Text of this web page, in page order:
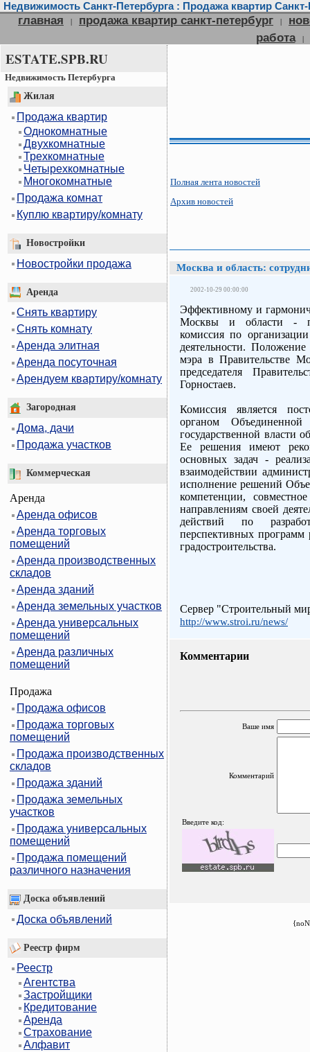
Недвижимость Санкт-Петербурга : Продажа квартир
главная | продажа квартир санкт-петербург |
работа
|
ESTATE.SPB.RU
Недвижимость Петербурга
Жилая
Продажа квартир
Однокомнатные
Двухкомнатные
Трехкомнатные
Четырехкомнатные
Многокомнатные
Продажа комнат
Куплю квартиру/комнату
Новостройки
Новостройки продажа
Аренда
Снять квартиру
Снять комнату
Аренда элитная
Аренда посуточная
Арендуем квартиру/комнату
Загородная
Дома, дачи
Продажа участков
Коммерческая
Аренда
Аренда офисов
Аренда торговых
помещений
Аренда производственных
складов
Аренда зданий
Аренда земельных участков
Аренда универсальных
помещений
Аренда различных
помещений
Продажа
Продажа офисов
Продажа торговых
помещений
Продажа производственных
складов
Продажа зданий
Продажа земельных
участков
Продажа универсальных
помещений
Продажа помещений
различного назначения
Доска объявлений
Доска объявлений
Реестр фирм
Реестр
Агентства
Застройщики
Кредитование
Аренда
Страхование
Алфавит
Полная лента новостей
Архив новостей
Москва и область:
2002-10-29 00:00:00
Эффективному и
Москвы и области -
комиссия по
деятельности.
мэра в Правительстве
председателя
Горностаев.
Комиссия является
органом Объединенной
государственной власти
Ее решения имеют
основных задач -
взаимодействии
исполнение решений
компетенции,
направлениям своей
действий по
перспективных программ
градостроительства.
Сервер "Строительный
http://www.stroi.ru/news/
Комментарии
Ваше имя
Комментарий
Введите код: